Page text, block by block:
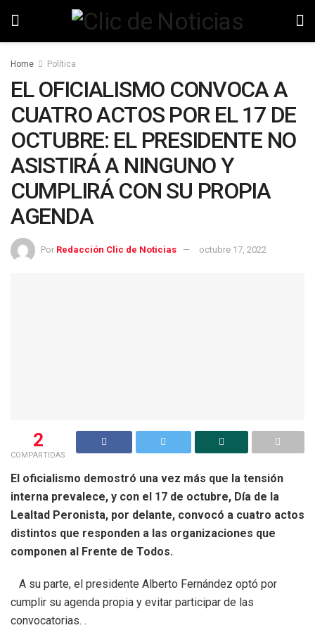
Home Política
EL OFICIALISMO CONVOCA A
CUATRO ACTOS POR EL 17 DE
OCTUBRE: EL PRESIDENTE NO
ASISTIRÁ A NINGUNO Y
CUMPLIRÁ CON SU PROPIA
AGENDA
Por Redacción Clic de Noticias octubre 17, 2022
2
COMPARTIDAS
El oficialismo demostró una vez más que la tensión
interna prevalece, y con el 17 de octubre, Día de la
Lealtad Peronista, por delante, convocó a cuatro actos
distintos que responden a las organizaciones que
componen al Frente de Todos.
A su parte, el presidente Alberto Fernández optó por
cumplir su agenda propia y evitar participar de las
convocatorias. .